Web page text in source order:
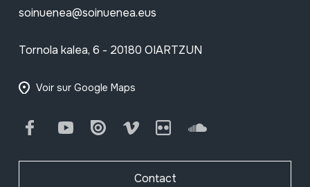
soinuenea@soinuenea.eus
Tornola kalea, 6 - 20180 OIARTZUN
Voir sur Google Maps
FacebookYoutube Issuu Vimeo Flickr SoundCloud
Contact